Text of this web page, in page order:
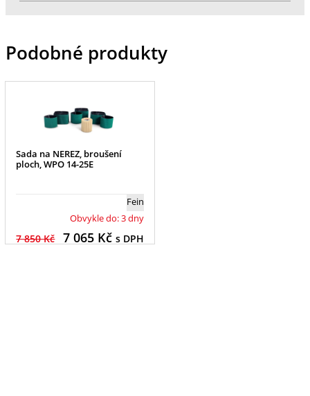
Podobné produkty
Sada na NEREZ, broušení
ploch, WPO 14-25E
Fein
Obvykle do: 3 dny
7 850 Kč 7 065Kč s DPH